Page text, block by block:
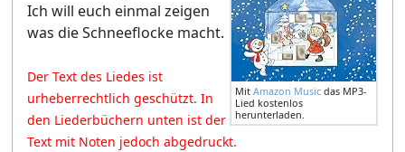
Mit Amazon Music das MP3-
Lied kostenlos
herunterladen.
Ich will euch einmal zeigen
was die Schneeflocke macht.
Der Text des Liedes ist
urheberrechtlich geschützt. In
den Liederbüchern unten ist der
Text mit Noten jedoch abgedruckt.